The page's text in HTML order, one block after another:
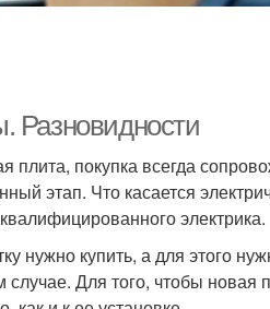
Разновидности
плита, покупка всегда
этап. Что касается
электрика.
нужно купить, а для этого
Для того, чтобы новая